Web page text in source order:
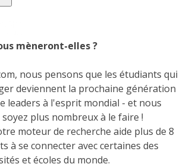
mèneront-elles ?
nous pensons que les étudiants qui
deviennent la prochaine génération
leaders à l'esprit mondial - et nous
plus nombreux à le faire !
moteur de recherche aide plus de 8
à se connecter avec certaines des
et écoles du monde.